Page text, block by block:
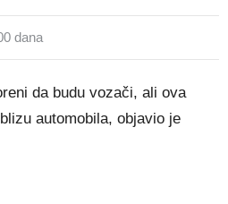
dana
da budu vozači, ali ova
automobila, objavio je